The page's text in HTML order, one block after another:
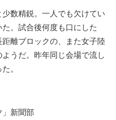
数精鋭。一人でも欠けてい
。試合後何度も口にした
距離ブロックの、また女子陸
ようだ。昨年同じ会場で流し
。
新聞部